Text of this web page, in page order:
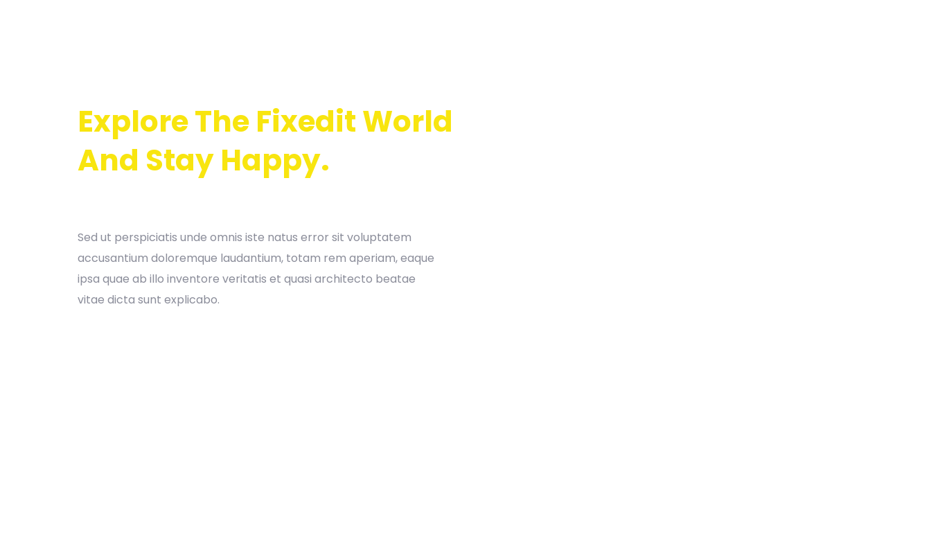
Explore The Fixedit World
And Stay Happy.
Sed ut perspiciatis unde omnis iste natus error sit voluptatem
accusantium doloremque laudantium, totam rem aperiam, eaque
ipsa quae ab illo inventore veritatis et quasi architecto beatae
vitae dicta sunt explicabo.